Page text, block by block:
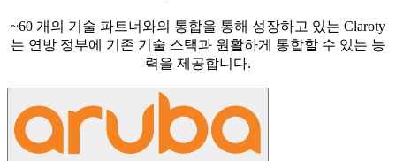
~60 개의 기술 파트너와의 통합을 통해 성장하고 있는 Claroty
는 연방 정부에 기존 기술 스택과 원활하게 통합할 수 있는 능
력을 제공합니다.